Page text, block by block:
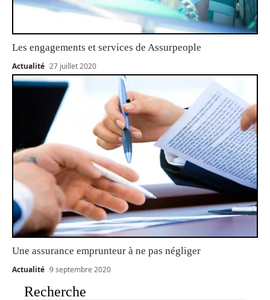
Les engagements et services de Assurpeople
Actualité 27 juillet 2020
Une assurance emprunteur à ne pas négliger
Actualité 9 septembre 2020
Recherche